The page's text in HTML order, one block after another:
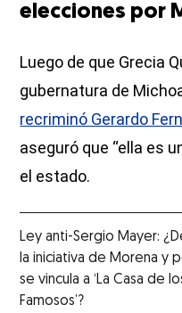
elecciones por
Luego de que Grecia
gubernatura de
recriminó Gerardo
aseguró que “ella es
el estado.
Ley anti-Sergio Mayer:
la iniciativa de Morena y
se vincula a ‘La Casa de
Famosos’?